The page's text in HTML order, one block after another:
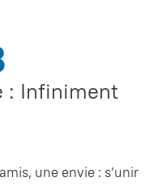
: Infiniment
une envie : s’unir